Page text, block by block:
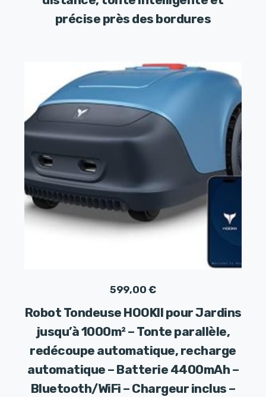
précise près des bordures
Robot Tondeuse HOOKII pour Jardins
jusqu’à 1000m² – Tonte parallèle,
redécoupe automatique, recharge
automatique – Batterie 4400mAh –
Bluetooth/WiFi – Chargeur inclus –
599,00€